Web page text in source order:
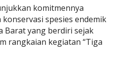
komitmennya
spesies endemik
Barat yang berdiri sejak
rangkaian kegiatan “Tiga